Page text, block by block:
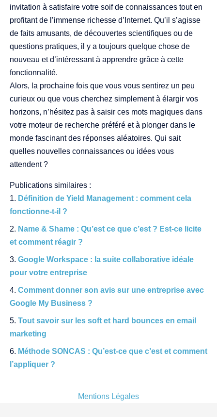
invitation à satisfaire votre soif de connaissances tout en
profitant de l’immense richesse d’Internet. Qu’il s’agisse
de faits amusants, de découvertes scientifiques ou de
questions pratiques, il y a toujours quelque chose de
nouveau et d’intéressant à apprendre grâce à cette
fonctionnalité.
Alors, la prochaine fois que vous vous sentirez un peu
curieux ou que vous cherchez simplement à élargir vos
horizons, n’hésitez pas à saisir ces mots magiques dans
votre moteur de recherche préféré et à plonger dans le
monde fascinant des réponses aléatoires. Qui sait
quelles nouvelles connaissances ou idées vous
attendent ?
Publications similaires :
Définition de Yield Management : comment cela
fonctionne-t-il ?
Name & Shame : Qu’est ce que c’est ? Est-ce licite
et comment réagir ?
Google Workspace : la suite collaborative idéale
pour votre entreprise
Comment donner son avis sur une entreprise avec
Google My Business ?
Tout savoir sur les soft et hard bounces en email
marketing
Méthode SONCAS : Qu’est-ce que c’est et comment
l’appliquer ?
Mentions Légales